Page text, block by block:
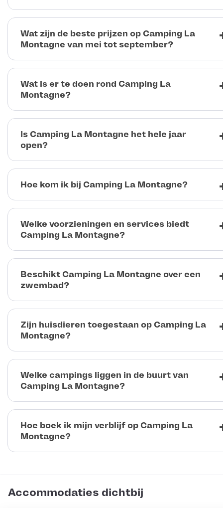
Wat zijn de beste prijzen op Camping La
Montagne van mei tot september?
Wat is er te doen rond Camping La
Montagne?
Is Camping La Montagne het hele jaar
open?
Hoe kom ik bij Camping La Montagne?
Welke voorzieningen en services biedt
Camping La Montagne?
Beschikt Camping La Montagne over een
zwembad?
Zijn huisdieren toegestaan op Camping La
Montagne?
Welke campings liggen in de buurt van
Camping La Montagne?
Hoe boek ik mijn verblijf op Camping La
Montagne?
Accommodaties dichtbij